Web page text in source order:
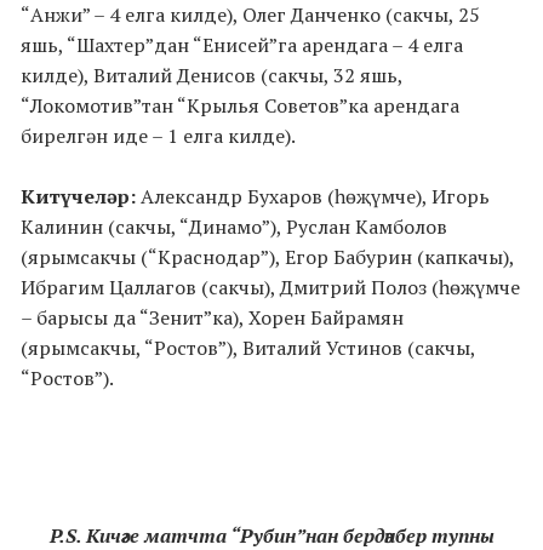
“Анжи” – 4 елга килде), Олег Данченко (сакчы, 25
яшь, “Шахтер”дан “Енисей”га арендага – 4 елга
килде), Виталий Денисов (сакчы, 32 яшь,
“Локомотив”тан “Крылья Советов”ка арендага
бирелгән иде – 1 елга килде).
Китүчеләр:Александр Бухаров (һөҗүмче), Игорь
Калинин (сакчы, “Динамо”), Руслан Камболов
(ярымсакчы (“Краснодар”), Егор Бабурин (капкачы),
Ибрагим Цаллагов (сакчы), Дмитрий Полоз (һөҗүмче
– барысы да “Зенит”ка), Хорен Байрамян
(ярымсакчы, “Ростов”), Виталий Устинов (сакчы,
“Ростов”).
P.S. Кичәге матчта “Рубин”нан бердәнбер тупны